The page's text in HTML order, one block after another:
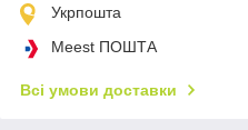
Укрпошта
Meest ПОШТА
Всі умови доставки